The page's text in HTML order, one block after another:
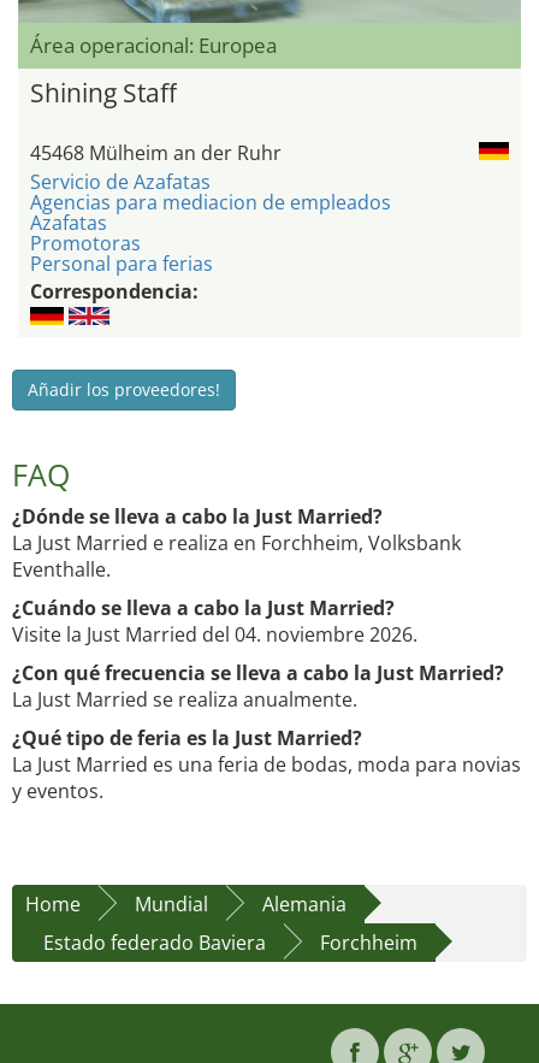
Área operacional: Europea
Shining Staff
45468 Mülheim an der Ruhr
Servicio de Azafatas
Agencias para mediacion de empleados
Azafatas
Promotoras
Personal para ferias
Correspondencia:
Añadir los proveedores!
FAQ
¿Dónde se lleva a cabo la Just Married?
La Just Married e realiza en Forchheim, Volksbank
Eventhalle.
¿Cuándo se lleva a cabo la Just Married?
Visite la Just Married del 04. noviembre 2026.
¿Con qué frecuencia se lleva a cabo la Just Married?
La Just Married se realiza anualmente.
¿Qué tipo de feria es la Just Married?
La Just Married es una feria de bodas, moda para novias
y eventos.
Home Mundial
Alemania
Estado federado Baviera
Forchheim